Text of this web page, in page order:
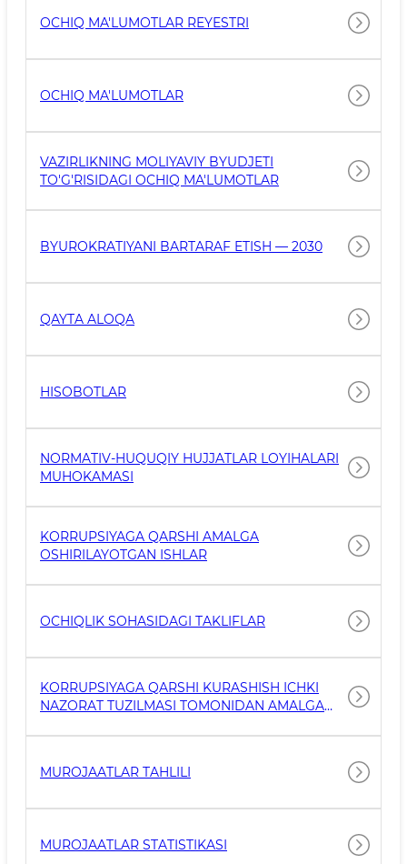
OCHIQ MA'LUMOTLAR REYESTRI
OCHIQ MA'LUMOTLAR
VAZIRLIKNING MOLIYAVIY BYUDJETI
TO'G'RISIDAGI OCHIQ MA'LUMOTLAR
BYUROKRATIYANI BARTARAF ETISH — 2030
QAYTA ALOQA
HISOBOTLAR
NORMATIV-HUQUQIY HUJJATLAR LOYIHALARI
MUHOKAMASI
KORRUPSIYAGA QARSHI AMALGA
OSHIRILAYOTGAN ISHLAR
OCHIQLIK SOHASIDAGI TAKLIFLAR
KORRUPSIYAGA QARSHI KURASHISH ICHKI
NAZORAT TUZILMASI TOMONIDAN AMALGA
MUROJAATLAR TAHLILI
MUROJAATLAR STATISTIKASI